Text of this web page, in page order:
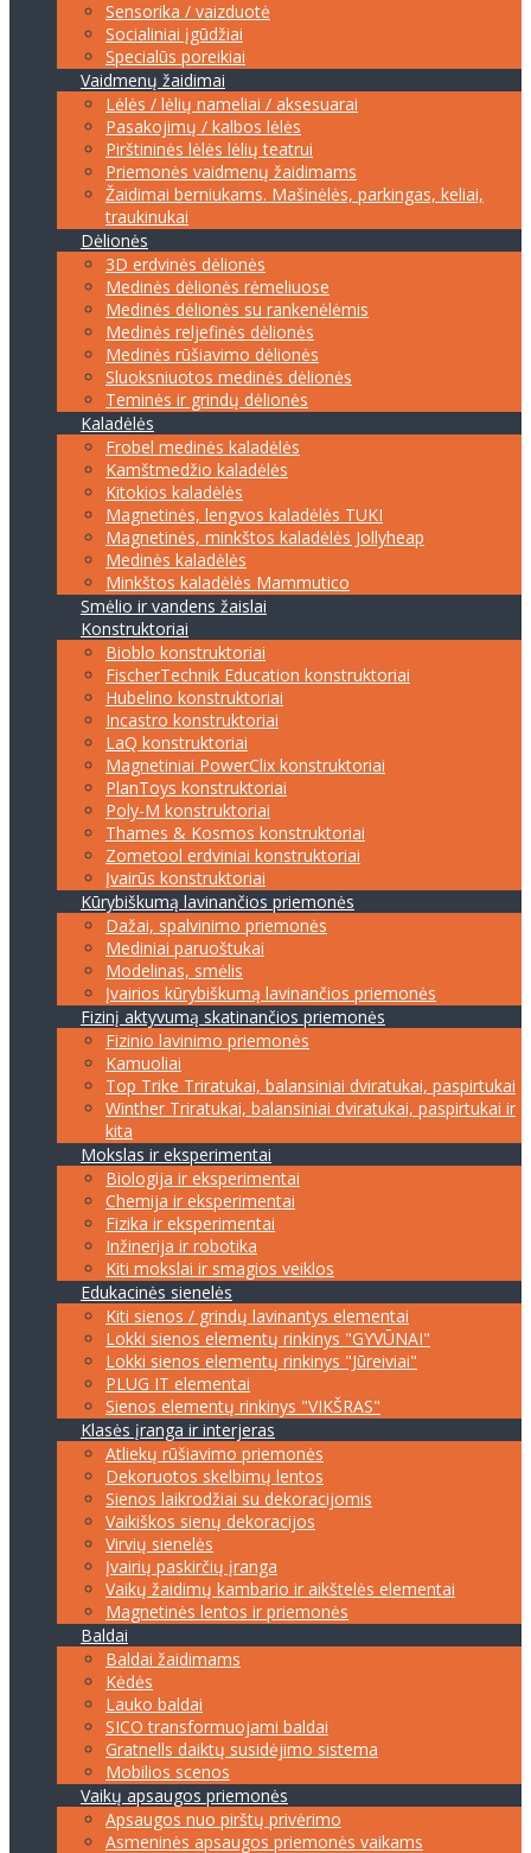
Sensorika / vaizduotė
Socialiniai įgūdžiai
Specialūs poreikiai
Vaidmenų žaidimai
Lėlės / lėlių nameliai / aksesuarai
Pasakojimų / kalbos lėlės
Pirštininės lėlės lėlių teatrui
Priemonės vaidmenų žaidimams
Žaidimai berniukams. Mašinėlės, parkingas, keliai,
traukinukai
Dėlionės
3D erdvinės dėlionės
Medinės dėlionės rėmeliuose
Medinės dėlionės su rankenėlėmis
Medinės reljefinės dėlionės
Medinės rūšiavimo dėlionės
Sluoksniuotos medinės dėlionės
Teminės ir grindų dėlionės
Kaladėlės
Frobel medinės kaladėlės
Kamštmedžio kaladėlės
Kitokios kaladėlės
Magnetinės, lengvos kaladėlės TUKI
Magnetinės, minkštos kaladėlės Jollyheap
Medinės kaladėlės
Minkštos kaladėlės Mammutico
Smėlio ir vandens žaislai
Konstruktoriai
Bioblo konstruktoriai
FischerTechnik Education konstruktoriai
Hubelino konstruktoriai
Incastro konstruktoriai
LaQ konstruktoriai
Magnetiniai PowerClix konstruktoriai
PlanToys konstruktoriai
Poly-M konstruktoriai
Thames & Kosmos konstruktoriai
Zometool erdviniai konstruktoriai
Įvairūs konstruktoriai
Kūrybiškumą lavinančios priemonės
Dažai, spalvinimo priemonės
Mediniai paruoštukai
Modelinas, smėlis
Įvairios kūrybiškumą lavinančios priemonės
Fizinį aktyvumą skatinančios priemonės
Fizinio lavinimo priemonės
Kamuoliai
Top Trike Triratukai, balansiniai dviratukai, paspirtukai
Winther Triratukai, balansiniai dviratukai, paspirtukai ir
kita
Mokslas ir eksperimentai
Biologija ir eksperimentai
Chemija ir eksperimentai
Fizika ir eksperimentai
Inžinerija ir robotika
Kiti mokslai ir smagios veiklos
Edukacinės sienelės
Kiti sienos / grindų lavinantys elementai
Lokki sienos elementų rinkinys "GYVŪNAI"
Lokki sienos elementų rinkinys "Jūreiviai"
PLUG IT elementai
Sienos elementų rinkinys "VIKŠRAS"
Klasės įranga ir interjeras
Atliekų rūšiavimo priemonės
Dekoruotos skelbimų lentos
Sienos laikrodžiai su dekoracijomis
Vaikiškos sienų dekoracijos
Virvių sienelės
Įvairių paskirčių įranga
Vaikų žaidimų kambario ir aikštelės elementai
Magnetinės lentos ir priemonės
Baldai
Baldai žaidimams
Kėdės
Lauko baldai
SICO transformuojami baldai
Gratnells daiktų susidėjimo sistema
Mobilios scenos
Vaikų apsaugos priemonės
Apsaugos nuo pirštų privėrimo
Asmeninės apsaugos priemonės vaikams